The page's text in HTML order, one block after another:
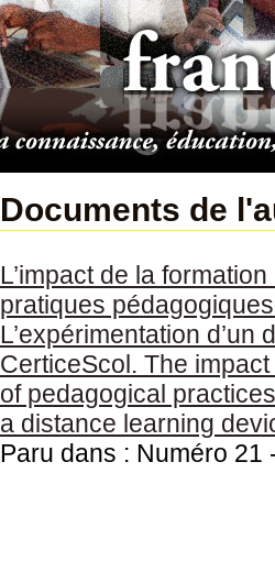
Documents de
L’impact de la
pratiques
L’expérimentation
CerticeScol. The
of pedagogical
a distance learning
Paru dans : Numéro 21